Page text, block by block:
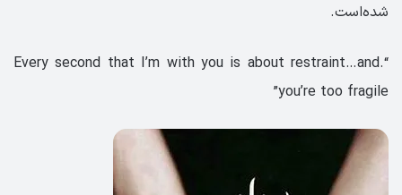
شده‌است.
“.Every second that I’m with you is about restraint…and
you’re too fragile”